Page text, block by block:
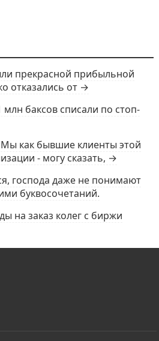
прекрасной прибыльной
отказались от →
баксов списали по стоп-
Мы как бывшие клиенты этой
- могу сказать, →
господа даже не понимают
буквосочетаний.
на заказ колег с биржи